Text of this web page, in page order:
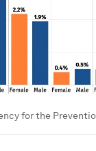
for the